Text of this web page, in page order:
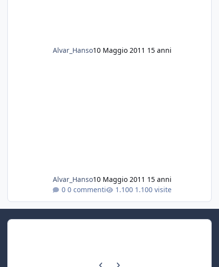
Alvar_Hanso10 Maggio 2011 15 anni
Alvar_Hanso10 Maggio 2011 15 anni
0 commenti
1.100 visite
Previous carousel slide
Next carousel slide